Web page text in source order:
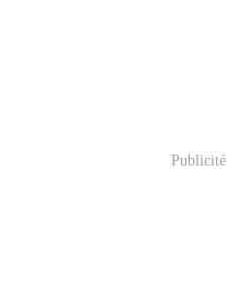
Publicité